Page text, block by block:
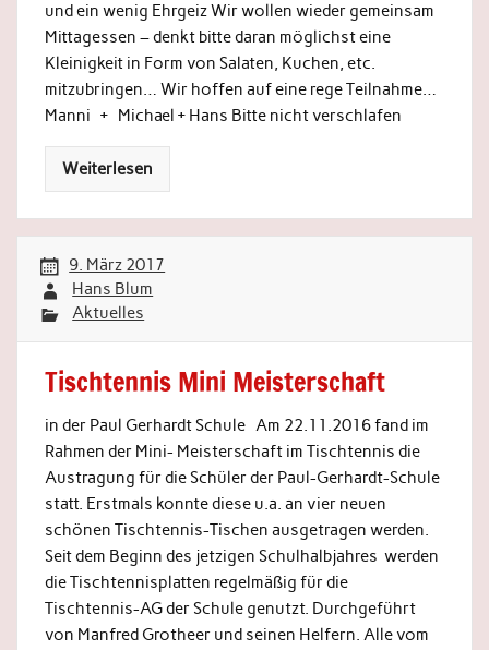
und ein wenig Ehrgeiz Wir wollen wieder gemeinsam
Mittagessen – denkt bitte daran möglichst eine
Kleinigkeit in Form von Salaten, Kuchen, etc.
mitzubringen… Wir hoffen auf eine rege Teilnahme…
Manni + Michael + Hans Bitte nicht verschlafen
Weiterlesen
9. März 2017
Hans Blum
Aktuelles
Tischtennis Mini Meisterschaft
in der Paul Gerhardt Schule Am 22.11.2016 fand im
Rahmen der Mini- Meisterschaft im Tischtennis die
Austragung für die Schüler der Paul-Gerhardt-Schule
statt. Erstmals konnte diese u.a. an vier neuen
schönen Tischtennis-Tischen ausgetragen werden.
Seit dem Beginn des jetzigen Schulhalbjahres werden
die Tischtennisplatten regelmäßig für die
Tischtennis-AG der Schule genutzt. Durchgeführt
von Manfred Grotheer und seinen Helfern. Alle vom